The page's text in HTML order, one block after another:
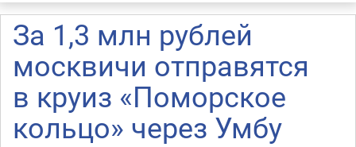
За 1,3 млн рублей
москвичи отправятся
в круиз «Поморское
кольцо» через Умбу